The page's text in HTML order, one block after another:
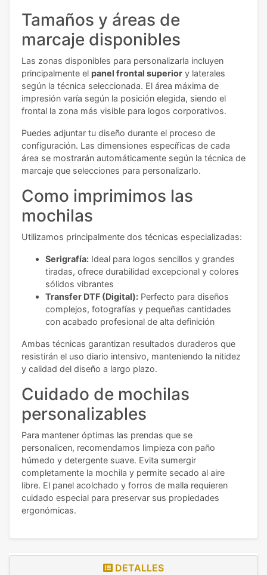
Tamaños y áreas de
marcaje disponibles
Las zonas disponibles para personalizarla incluyen
principalmente el panel frontal superior y laterales
según la técnica seleccionada. El área máxima de
impresión varía según la posición elegida, siendo el
frontal la zona más visible para logos corporativos.
Puedes adjuntar tu diseño durante el proceso de
configuración. Las dimensiones específicas de cada
área se mostrarán automáticamente según la técnica de
marcaje que selecciones para personalizarlo.
Como imprimimos las
mochilas
Utilizamos principalmente dos técnicas especializadas:
Serigrafía: Ideal para logos sencillos y grandes
tiradas, ofrece durabilidad excepcional y colores
sólidos vibrantes
Transfer DTF (Digital): Perfecto para diseños
complejos, fotografías y pequeñas cantidades
con acabado profesional de alta definición
Ambas técnicas garantizan resultados duraderos que
resistirán el uso diario intensivo, manteniendo la nitidez
y calidad del diseño a largo plazo.
Cuidado de mochilas
personalizables
Para mantener óptimas las prendas que se
personalicen, recomendamos limpieza con paño
húmedo y detergente suave. Evita sumergir
completamente la mochila y permite secado al aire
libre. El panel acolchado y forros de malla requieren
cuidado especial para preservar sus propiedades
ergonómicas.
DETALLES